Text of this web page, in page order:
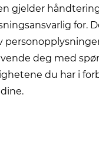
gjelder
for.
deg med
du har i